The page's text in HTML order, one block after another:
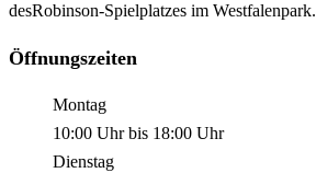
desRobinson-Spielplatzes im Westfalenpark.
Öffnungszeiten
Montag
10:00 Uhrbis 18:00 Uhr
Dienstag